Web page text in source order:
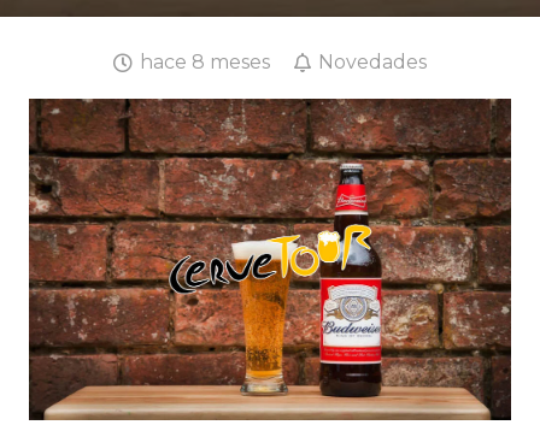
hace 8 meses Novedades